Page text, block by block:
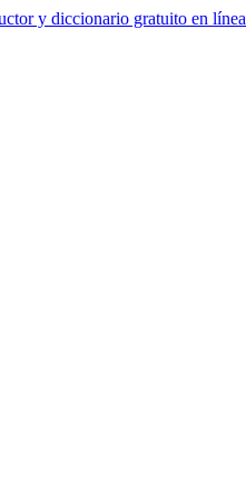
y diccionario gratuito en línea